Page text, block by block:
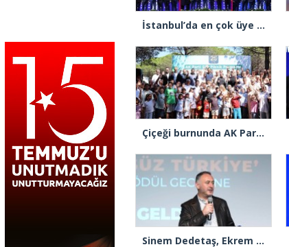
İstanbul’da en çok üye yapan ilçe başkanları beratlarını Cumhurbaşkanı Erdoğan’ın elinden aldı
Çiçeği burnunda AK Parti’li Şile Belediye Başkan Vekili Sacit Terzi, teşkilatlarla piknikte buluştu
Sinem Dedetaş, Ekrem İmamoğlu’nun kurbanı mı oldu?